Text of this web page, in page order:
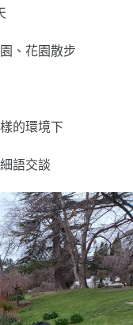
、花園散步
的環境下
語交談